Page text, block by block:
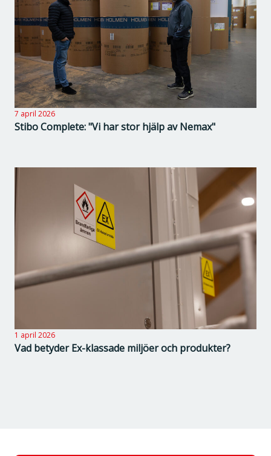
7 april 2026
Stibo Complete: "Vi har stor hjälp av Nemax"
1 april 2026
Vad betyder Ex-klassade miljöer och produkter?